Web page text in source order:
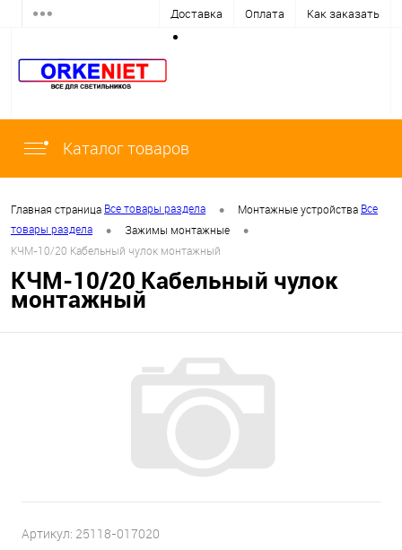
Доставка Оплата Как заказать
Каталог товаров
Главная страница Все товары раздела • Монтажные устройства Все
товары раздела
• Зажимы монтажные •
КЧМ-10/20 Кабельный чулок монтажный
КЧМ-10/20 Кабельный чулок
монтажный
Артикул: 25118-017020